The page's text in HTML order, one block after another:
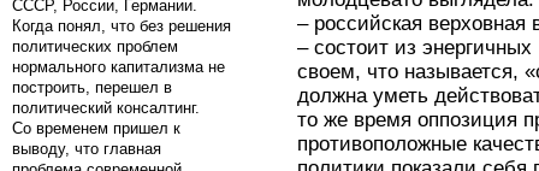
СССР, России, Германии.
Когда понял, что без решения
политических проблем
нормального капитализма не
построить, перешел в
политический консалтинг.
Со временем пришел к
выводу, что главная
– российская верховная
– состоит из
своем, что называется,
должна уметь
то же время оппозиция
противоположные